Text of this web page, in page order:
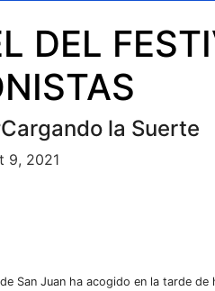
DEL
Cargando la Suerte
9, 2021
San Juan ha acogido en la tarde